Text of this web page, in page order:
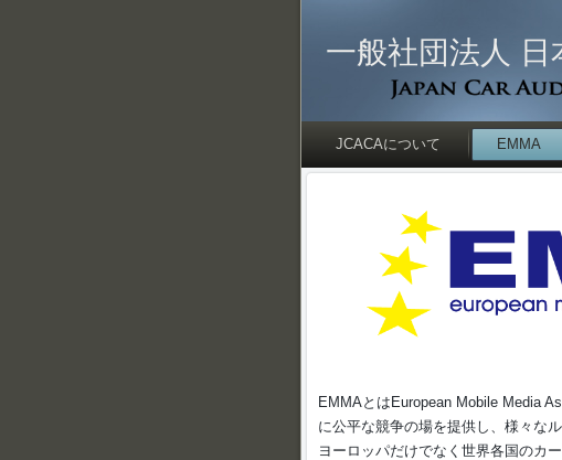
一般社団法人
JCACAについて EMMA
EMMAとはEuropean Mobile Media
に公平な競争の場を提供し、様々な
ヨーロッパだけでなく世界各国のカ